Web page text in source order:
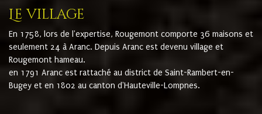
Le village
En 1758, lors de l'expertise, Rougemont comporte 36 maisons et
seulement 24 à Aranc. Depuis Aranc est devenu village et
Rougemont hameau.
en 1791 Aranc est rattaché au district de Saint-Rambert-en-
Bugey et en 1802 au canton d'Hauteville-Lompnes.